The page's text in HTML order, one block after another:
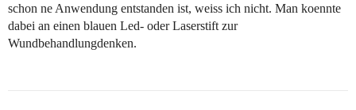
schon ne Anwendung entstanden ist, weiss ich nicht. Man koennte
dabei an einen blauen Led- oder Laserstift zur
Wundbehandlungdenken.